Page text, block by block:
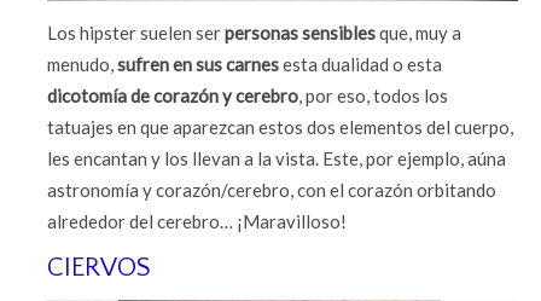
Los hipster suelen serpersonas sensiblesque, muy a
menudo,sufren en sus carnesesta dualidad o esta
dicotomía de corazón y cerebro, por eso, todos los
tatuajes en que aparezcan estos dos elementos del cuerpo,
les encantan y los llevan a la vista. Este, por ejemplo, aúna
astronomía y corazón/cerebro, con el corazón orbitando
alrededor del cerebro… ¡Maravilloso!
CIERVOS